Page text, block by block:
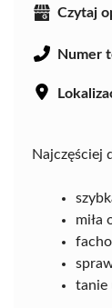
Czytaj
Numer
Najczęściej
miła
tanie